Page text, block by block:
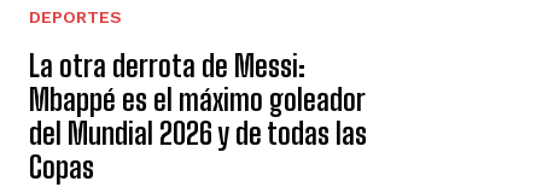
DEPORTES
La otra derrota de Messi:
Mbappé es el máximo goleador
del Mundial 2026 y de todas las
Copas